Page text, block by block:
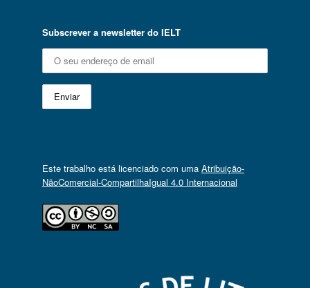
Subscrever a newsletter do IELT
Este trabalho está licenciado com uma Atribuição-
NãoComercial-CompartilhaIgual 4.0 Internacional